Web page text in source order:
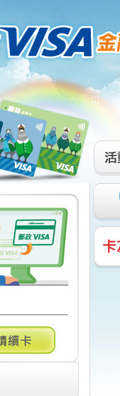
:::